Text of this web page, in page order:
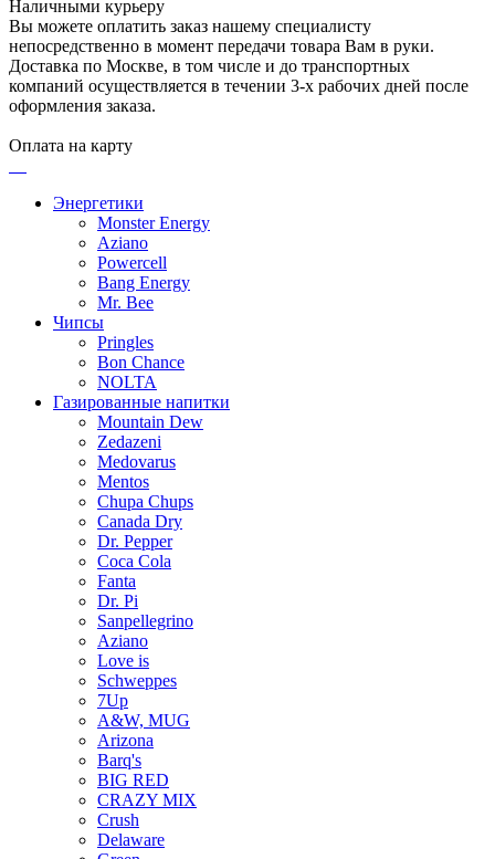
Наличными курьеру
Вы можете оплатить заказ нашему специалисту
непосредственно в момент передачи товара Вам в руки.
Доставка по Москве, в том числе и до транспортных
компаний осуществляется в течении 3-х рабочих дней после
оформления заказа.
Оплата на карту
Энергетики
Monster Energy
Aziano
Powercell
Bang Energy
Mr. Bee
Чипсы
Pringles
Bon Chance
NOLTA
Газированные напитки
Mountain Dew
Zedazeni
Medovarus
Mentos
Chupa Chups
Canada Dry
Dr. Pepper
Coca Cola
Fanta
Dr. Pi
Sanpellegrino
Aziano
Love is
Schweppes
7Up
A&W, MUG
Arizona
Barq's
BIG RED
CRAZY MIX
Crush
Delaware